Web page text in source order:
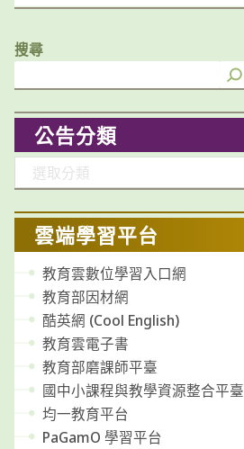
搜尋
公告分類
類
雲端學習平台
教育雲數位學習入口網
教育部因材網
酷英網 (Cool English)
教育雲電子書
教育部磨課師平臺
國中小課程與教學資源整合平臺
均一教育平台
PaGamO 學習平台